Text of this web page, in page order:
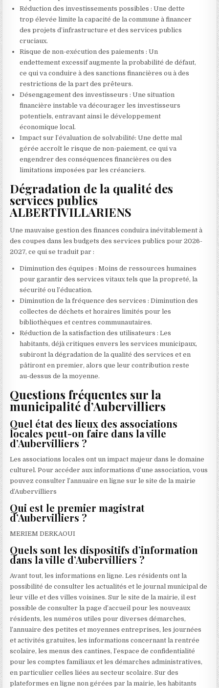
Réduction des investissements possibles : Une dette
trop élevée limite la capacité de la commune à financer
des projets d’infrastructure et des services publics
cruciaux.
Risque de non-exécution des paiements : Un
endettement excessif augmente la probabilité de défaut,
ce qui va conduire à des sanctions financières ou à des
restrictions de la part des prêteurs.
Désengagement des investisseurs : Une situation
financière instable va décourager les investisseurs
potentiels, entravant ainsi le développement
économique local.
Impact sur l’évaluation de solvabilité: Une dette mal
gérée accroît le risque de non-paiement, ce qui va
engendrer des conséquences financières ou des
limitations imposées par les créanciers.
Dégradation de la qualité des
services publics
ALBERTIVILLARIENS
Une mauvaise gestion des finances conduira inévitablement à
des coupes dans les budgets des services publics pour 2026-
2027, ce qui se traduit par :
Diminution des équipes : Moins de ressources humaines
pour garantir des services vitaux tels que la propreté, la
sécurité ou l’éducation.
Diminution de la fréquence des services : Diminution des
collectes de déchets et horaires limités pour les
bibliothèques et centres communautaires.
Réduction de la satisfaction des utilisateurs : Les
habitants, déjà critiques envers les services municipaux,
subiront la dégradation de la qualité des services et en
pâtiront en premier, alors que leur contribution reste
au-dessus de la moyenne.
Questions fréquentes sur la
municipalité d’Aubervilliers
Quel état des lieux des associations
locales peut-on faire dans la ville
d’Aubervilliers ?
Les associations locales ont un impact majeur dans le domaine
culturel. Pour accéder aux informations d’une association, vous
pouvez consulter l’annuaire en ligne sur le site de la mairie
d’Aubervilliers
Qui est le premier magistrat
d’Aubervilliers ?
MERIEM DERKAOUI
Quels sont les dispositifs d’information
dans la ville d’Aubervilliers ?
Avant tout, les informations en ligne. Les résidents ont la
possibilité de consulter les actualités et le journal municipal de
leur ville et des villes voisines. Sur le site de la mairie, il est
possible de consulter la page d’accueil pour les nouveaux
résidents, les numéros utiles pour diverses démarches,
l’annuaire des petites et moyennes entreprises, les journées
et activités gratuites, les informations concernant la rentrée
scolaire, les menus des cantines, l’espace de confidentialité
pour les comptes familiaux et les démarches administratives,
en particulier celles liées au secteur scolaire. Sur des
plateformes en ligne non gérées par la mairie, les habitants